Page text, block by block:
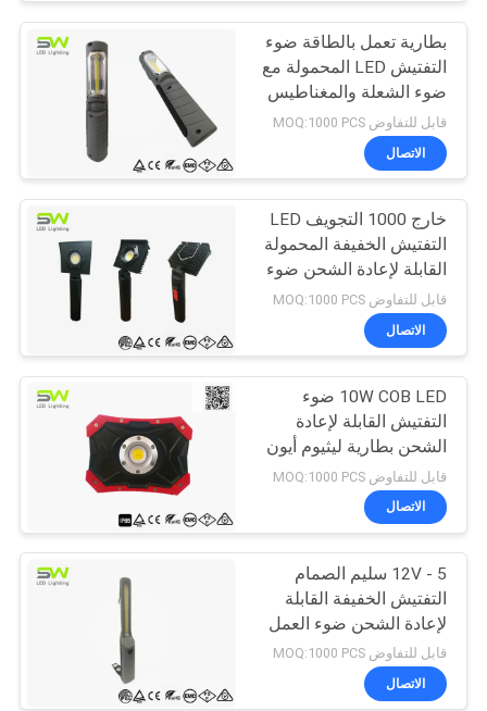
بطارية تعمل بالطاقة ضوء
التفتيش LED المحمولة مع
ضوء الشعلة والمغناطيس
قابل للتفاوض MOQ:1000 PCS
الاتصال
خارج 1000 التجويف LED
التفتيش الخفيفة المحمولة
القابلة لإعادة الشحن ضوء
العمل
قابل للتفاوض MOQ:1000 PCS
الاتصال
10W COB LED ضوء
التفتيش القابلة لإعادة
الشحن بطارية ليثيوم أيون
مصباح العمل المغناطيسي
قابل للتفاوض MOQ:1000 PCS
الاتصال
5 - 12V سليم الصمام
التفتيش الخفيفة القابلة
لإعادة الشحن ضوء العمل
قاعدة المغناطيس قابلة
للطي
قابل للتفاوض MOQ:1000 PCS
الاتصال